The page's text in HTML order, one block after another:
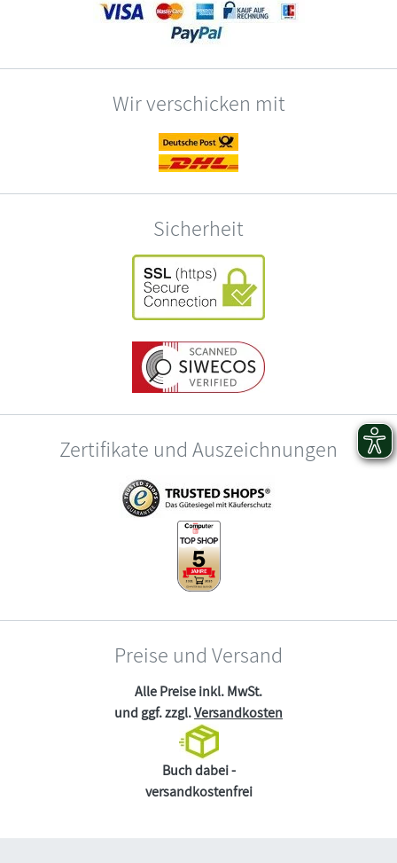
Wir verschicken mit
Sicherheit
Zertifikate und Auszeichnungen
Preise und Versand
Alle Preise inkl. MwSt.
und ggf. zzgl.Versandkosten
Buch dabei -
versandkostenfrei